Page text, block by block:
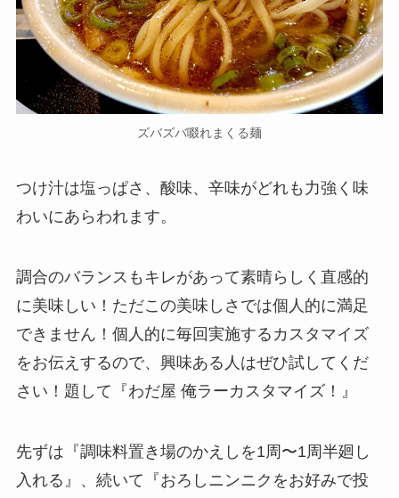
ズバズバ啜れまくる麺
つけ汁は塩っぱさ、酸味、辛味がどれも力強く味
わいにあらわれます。
調合のバランスもキレがあって素晴らしく直感的
に美味しい！ただこの美味しさでは個人的に満足
できません！個人的に毎回実施するカスタマイズ
をお伝えするので、興味ある人はぜひ試してくだ
さい！題して『わだ屋 俺ラーカスタマイズ！』
先ずは『調味料置き場のかえしを1周〜1周半廻し
入れる』、続いて『おろしニンニクをお好みで投